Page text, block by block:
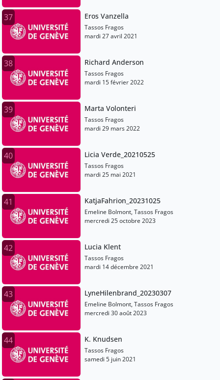
37 Eros Vanzella
Tassos Fragos
mardi 27 avril 2021
38 Richard Anderson
Tassos Fragos
mardi 15 février 2022
39 Marta Volonteri
Tassos Fragos
mardi 29 mars 2022
40 Licia Verde_20210525
Tassos Fragos
mardi 25 mai 2021
41 KatjaFahrion_20231025
Emeline Bolmont, Tassos Fragos
mercredi 25 octobre 2023
42 Lucia Klent
Tassos Fragos
mardi 14 décembre 2021
43 LyneHilenbrand_20230307
Emeline Bolmont, Tassos Fragos
mercredi 30 août 2023
44 K. Knudsen
Tassos Fragos
samedi 5 juin 2021